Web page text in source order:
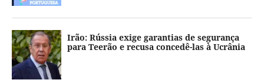
Irão: Rússia exige garantias de segurança
para Teerão e recusa concedê-las à Ucrânia